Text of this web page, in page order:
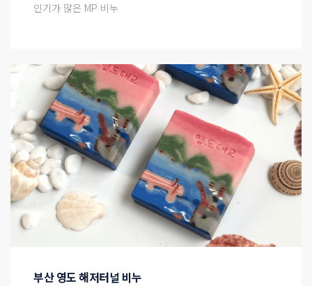
인기가 많은 MP 비누
부산 영도 해저터널 비누